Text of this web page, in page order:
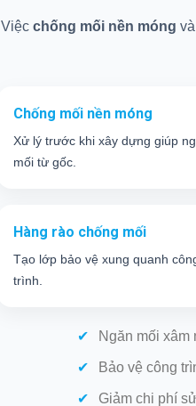
Việc chống mối nền móng
Chống mối nền móng
Xử lý trước khi xây dựng giúp
mối từ gốc.
Hàng rào chống mối
Tạo lớp bảo vệ xung quanh
trình.
Ngăn mối xâm
Bảo vệ công
Giảm chi phí